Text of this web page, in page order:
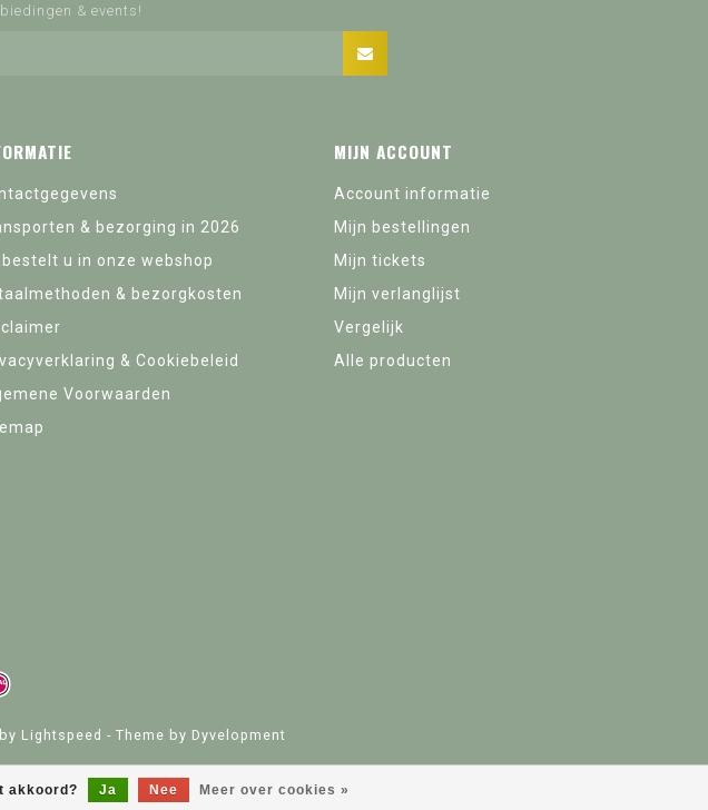
akkoord? Ja Nee Meer over cookies »
& events!
& bezorging in 2026
bestelt u in onze webshop
& bezorgkosten
& Cookiebeleid
Voorwaarden
MIJN ACCOUNT
Account informatie
Mijn bestellingen
Mijn tickets
Mijn verlanglijst
Vergelijk
Alle producten
Lightspeed - Theme by Dyvelopment